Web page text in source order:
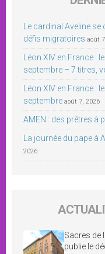
Le cardinal Aveline
défis migratoires août
Léon XIV en France :
septembre – 7 titres,
Léon XIV en France :
septembre août 7, 2026
AMEN : des prêtres à
La journée du pape à
2026
Sacres de
publie le